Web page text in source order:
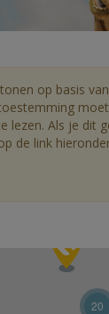
op basis
lezen. Als je dit
de link
20